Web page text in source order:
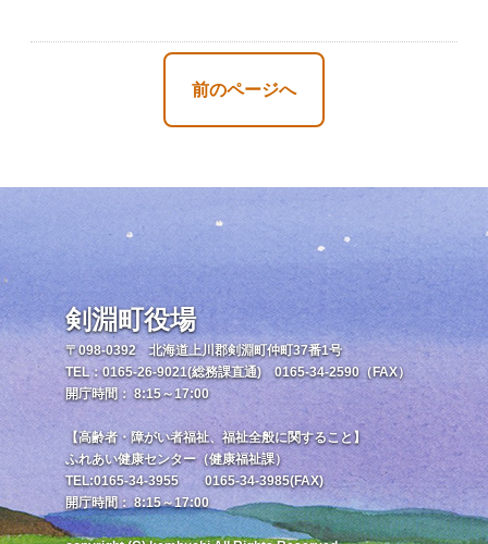
前のページへ
剣淵町役場
〒098-0392 北海道上川郡剣淵町仲町37番1号
TEL：0165-26-9021(総務課直通) 0165-34-2590（FAX）
開庁時間： 8:15～17:00
【高齢者・障がい者福祉、福祉全般に関すること】
ふれあい健康センター（健康福祉課）
TEL:0165-34-3955 0165-34-3985(FAX)
開庁時間： 8:15～17:00